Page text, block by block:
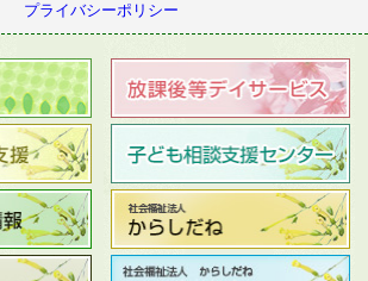
プライバシーポリシー